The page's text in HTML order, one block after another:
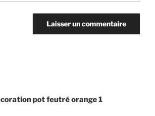
pot feutré orange 1